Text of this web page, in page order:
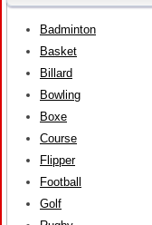
Badminton
Basket
Billard
Bowling
Boxe
Course
Flipper
Football
Golf